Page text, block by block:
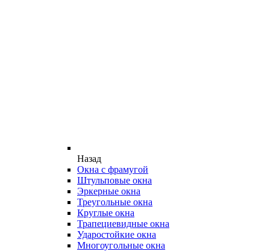
Назад
Окна с фрамугой
Штульповые окна
Эркерные окна
Треугольные окна
Круглые окна
Трапециевидные окна
Ударостойкие окна
Многоугольные окна